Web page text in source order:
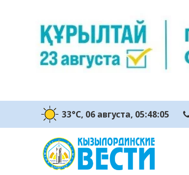
33°C, 06 августа, 05:48:06